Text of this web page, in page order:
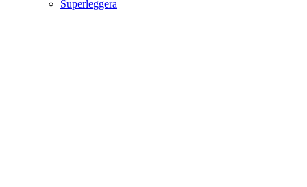
Superleggera